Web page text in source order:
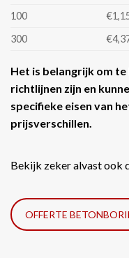
100
300
Het is belangrijk om
richtlijnen zijn en
specifieke eisen van
prijsverschillen.
Bekijk zeker alvast ook
OFFERTE